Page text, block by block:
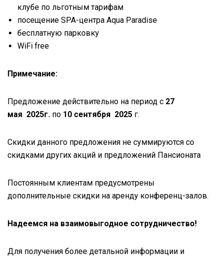
клубе по льготным тарифам
посещение SPA-центра Aqua Paradise
бесплатную парковку
WiFi free
Примечание:
Предложение действительно на период с 27
мая 2025г. по 10 сентября 2025 г.
Скидки данного предложения не суммируются со
скидками других акций и предложений Пансионата
Постоянным клиентам предусмотрены
дополнительные скидки на аренду конференц-залов.
Надеемся на взаимовыгодное сотрудничество!
Для получения более детальной информации и